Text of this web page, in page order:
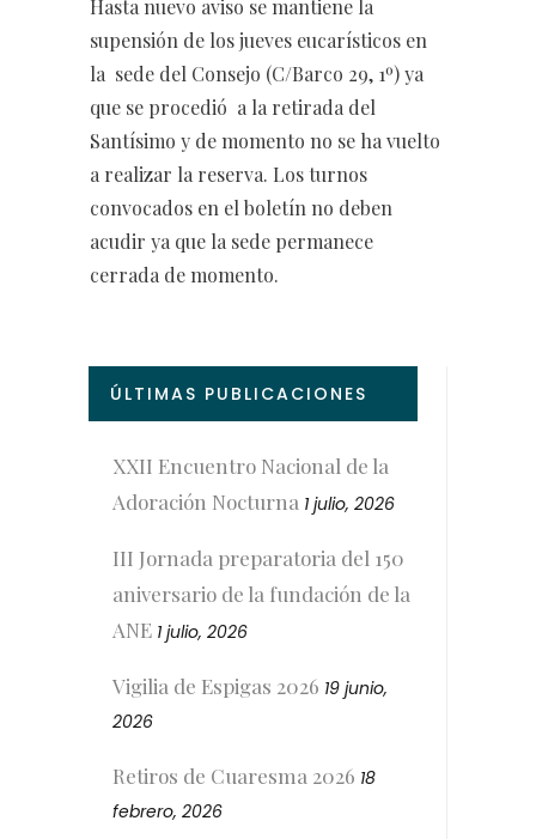
Hasta nuevo aviso se mantiene la
supensión de los jueves eucarísticos en
la sede del Consejo (C/Barco 29, 1º) ya
que se procedió a la retirada del
Santísimo y de momento no se ha vuelto
a realizar la reserva. Los turnos
convocados en el boletín no deben
acudir ya que la sede permanece
cerrada de momento.
ÚLTIMAS PUBLICACIONES
XXII Encuentro Nacional de la
Adoración Nocturna 1 julio, 2026
III Jornada preparatoria del 150
aniversario de la fundación de la
ANE 1 julio, 2026
Vigilia de Espigas 2026 19 junio,
2026
Retiros de Cuaresma 2026 18
febrero, 2026